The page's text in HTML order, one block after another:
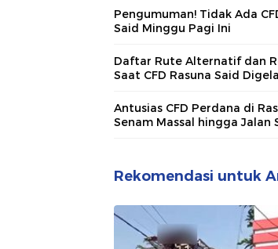
Pengumuman! Tidak Ada
Said Minggu Pagi Ini
Daftar Rute Alternatif dan
Saat CFD Rasuna Said
Antusias CFD Perdana di
Senam Massal hingga Jalan
Rekomendasi untuk